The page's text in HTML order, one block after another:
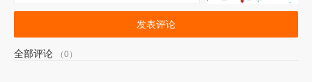
发表评论
全部评论 （0）